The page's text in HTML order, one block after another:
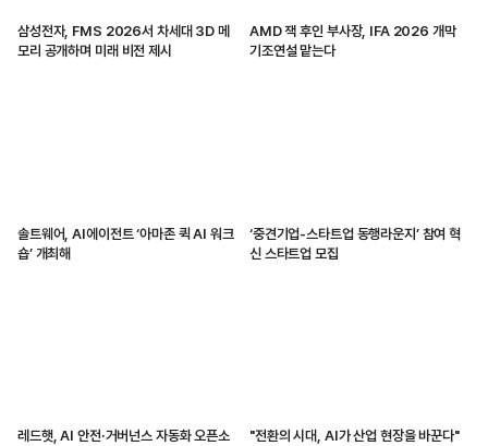
삼성전자, FMS 2026서 차세대 3D 메
모리 공개하며 미래 비전 제시
AMD 잭 후인 부사장, IFA 2026 개막
기조연설 맡는다
솔트웨어, AI에이전트 ‘아마존 퀵 AI 워크
숍’ 개최해
‘중견기업-스타트업 동행라운지’ 참여 혁
신 스타트업 모집
레드햇, AI 안전·거버넌스 자동화 오픈소
"전환의 시대, AI가 산업 현장을 바꾼다"